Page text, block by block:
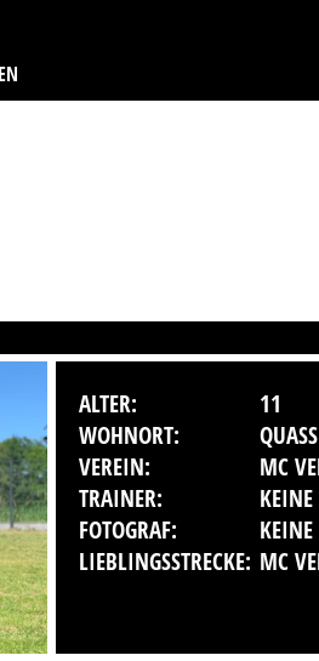
ALTER:
11
WOHNORT:
VEREIN:
TRAINER:
FOTOGRAF:
LIEBLINGSSTRECKE: